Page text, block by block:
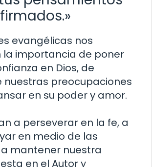
evangélicas nos
la importancia de poner
en Dios, de
nuestras preocupaciones
en su poder y amor.
a perseverar en la fe, a
en medio de las
mantener nuestra
en el Autor y